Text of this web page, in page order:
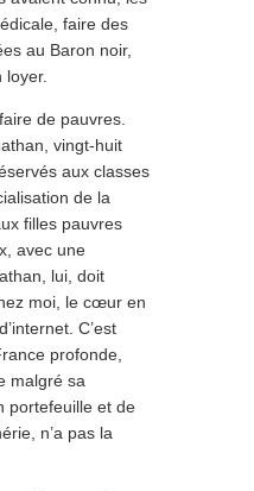
faire des
au Baron noir,
de pauvres.
vingt-huit
aux classes
de la
filles pauvres
avec une
lui, doit
moi, le cœur en
C’est
profonde,
malgré sa
portefeuille et de
n’a pas la